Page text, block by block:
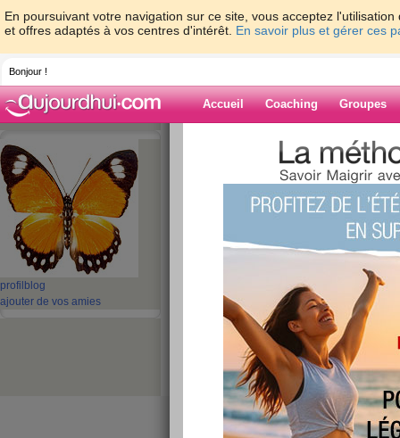
En poursuivant votre navigation sur ce site, vous acceptez
et offres adaptés à vos centres d'intérêt. En savoir plus et gérer ces
Bonjour !
Accueil Coaching Groupes
profil blog
ajouter de vos amies
> > dure
Blog de
dure dure